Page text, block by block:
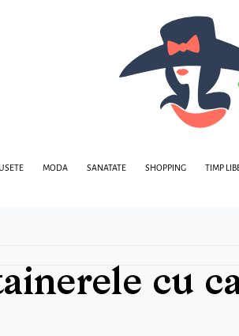
MODA SANATATE SHOPPING TIMP
cu